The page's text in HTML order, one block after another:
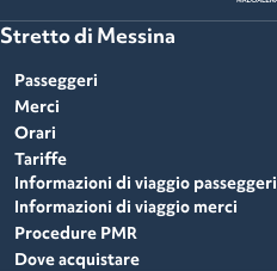
Stretto di Messina
Passeggeri
Merci
Orari
Tariffe
Informazioni di viaggio passeggeri
Informazioni di viaggio merci
Procedure PMR
Dove acquistare